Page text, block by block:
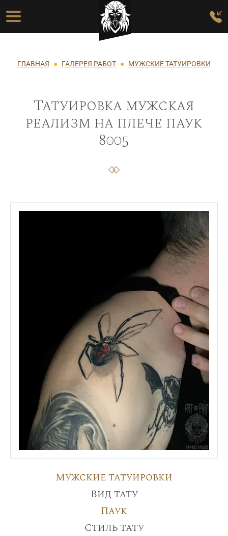
Перейти к основному содержанию
Основная навигация
Строка навигации
ГЛАВНАЯ ГАЛЕРЕЯ РАБОТ МУЖСКИЕ ТАТУИРОВКИ
Татуировка мужская
реализм на плече паук
8005
Мужские татуировки
Вид тату
Паук
Стиль тату